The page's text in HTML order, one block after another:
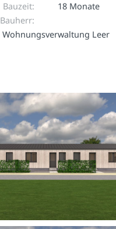
Bauzeit:
18 Monate
Bauherr:
Wohnungsverwaltung Leer